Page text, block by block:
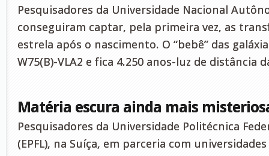
Pesquisadores da Universidade Nacional
conseguiram captar, pela primeira vez, as
estrela após o nascimento. O “bebê” das
W75(B)-VLA2 e fica 4.250 anos-luz de distância
Matéria escura ainda mais
Pesquisadores da Universidade Politécnica
(EPFL), na Suíça, em parceria com